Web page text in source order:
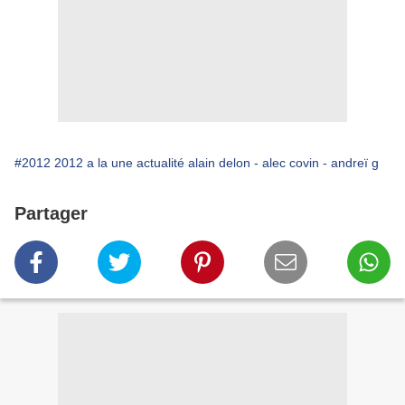
#2012 2012 a la une actualité alain delon - alec covin - andreï g
Partager